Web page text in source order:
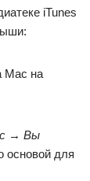
iTunes
→ Вы
основой для